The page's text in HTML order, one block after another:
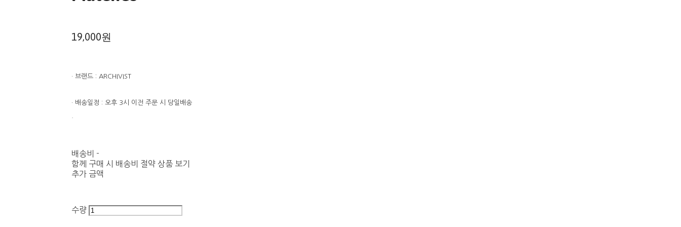
19,000원
· 브랜드 : ARCHIVIST
· 배송일정 : 오후 3시 이전 주문 시 당일배송
배송비 -
함께 구매 시 배송비 절약 상품 보기
추가 금액
수량